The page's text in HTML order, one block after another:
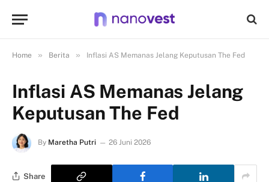
Home » Berita » Inflasi AS Memanas Jelang Keputusan The Fed
Inflasi AS Memanas Jelang
Keputusan The Fed
By Maretha Putri 26 Juni 2026
Share